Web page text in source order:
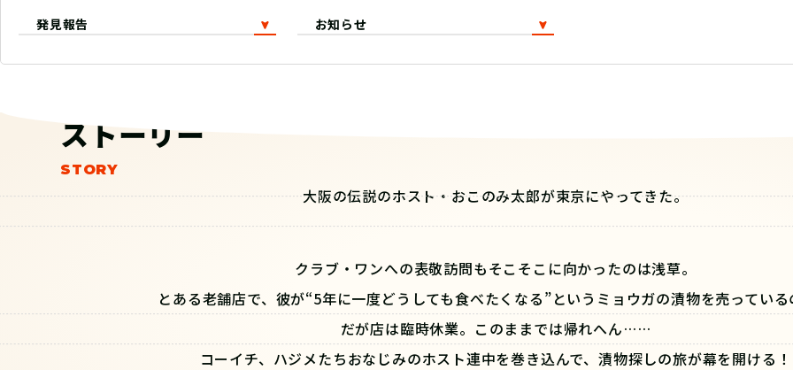
発見報告 お知らせ
ストーリー
大阪の伝説のホスト・おこのみ太郎が東京にやってきた。
クラブ・ワンへの表敬訪問もそこそこに向かったのは浅草。
とある老舗店で、彼が“5年に一度どうしても食べたくなる”というミョウガの漬物を売ってい
だが店は臨時休業。このままでは帰れへん……
コーイチ、ハジメたちおなじみのホスト連中を巻き込んで、漬物探しの旅が幕を開ける！